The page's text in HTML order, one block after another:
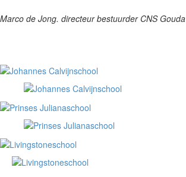
Marco de Jong. directeur bestuurder CNS Gouda